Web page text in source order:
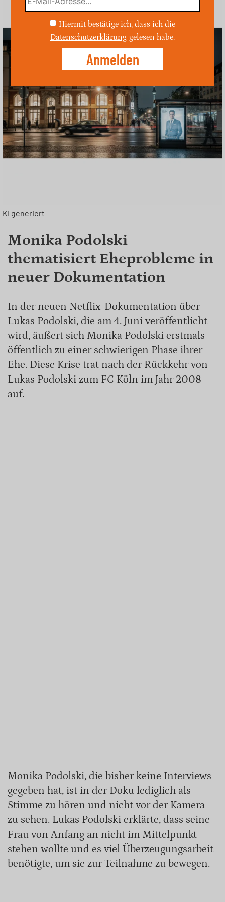
KI generiert
Monika Podolski
thematisiert Eheprobleme in
neuer Dokumentation
In der neuen Netflix-Dokumentation über
Lukas Podolski, die am 4. Juni veröffentlicht
wird, äußert sich Monika Podolski erstmals
öffentlich zu einer schwierigen Phase ihrer
Ehe. Diese Krise trat nach der Rückkehr von
Lukas Podolski zum FC Köln im Jahr 2008
auf.
Monika Podolski, die bisher keine Interviews
gegeben hat, ist in der Doku lediglich als
Stimme zu hören und nicht vor der Kamera
zu sehen. Lukas Podolski erklärte, dass seine
Frau von Anfang an nicht im Mittelpunkt
stehen wollte und es viel Überzeugungsarbeit
benötigte, um sie zur Teilnahme zu bewegen.
Hiermit bestätige ich, dass ich die
Datenschutzerklärung gelesen habe.